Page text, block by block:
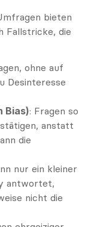
bieten
Fallstricke, die
ohne auf
Desinteresse
Bias): Fragen so
anstatt
die
nur ein kleiner
antwortet,
nicht die